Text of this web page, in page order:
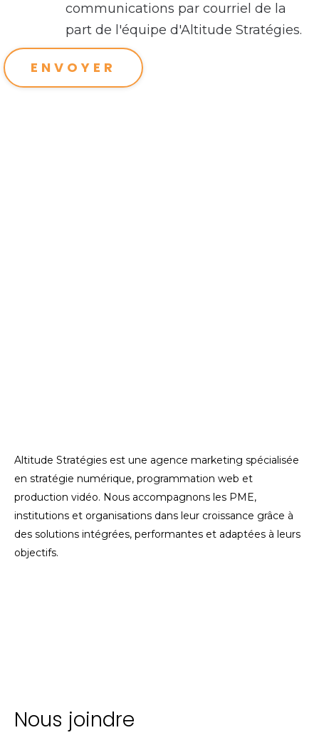
communications par courriel de la
part de l'équipe d'Altitude Stratégies.
Altitude Stratégies est une agence marketing spécialisée
en stratégie numérique, programmation web et
production vidéo. Nous accompagnons les PME,
institutions et organisations dans leur croissance grâce à
des solutions intégrées, performantes et adaptées à leurs
objectifs.
Nous joindre